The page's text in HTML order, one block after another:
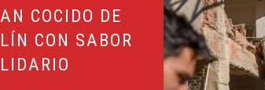
COCIDO DE
CON SABOR